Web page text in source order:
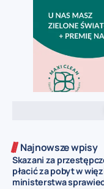
Najnowsze wpisy
Skazani za
płacić za pobyt w
ministerstwa